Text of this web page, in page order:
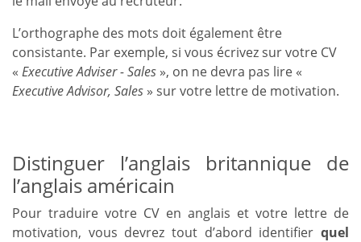
L’orthographe des mots doit également être
consistante. Par exemple, si vous écrivez sur votre CV
« Executive Adviser - Sales », on ne devra pas lire «
Executive Advisor, Sales » sur votre lettre de motivation.
Distinguer l’anglais britannique de
l’anglais américain
Pour traduire votre CV en anglais et votre lettre de
motivation, vous devrez tout d’abord identifier quel